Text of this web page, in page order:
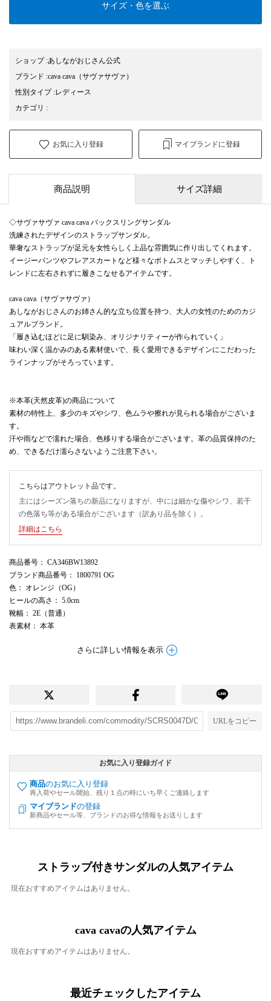
サイズ・色を選ぶ
ショップ:あしながおじさん公式
ブランド :cava cava （サヴァサヴァ）
性別タイプ:レディース
カテゴリ :
お気に入り登録 マイブランドに登録
商品説明 サイズ詳細
◇サヴァサヴァ cava cava バックスリングサンダル
洗練されたデザインのストラップサンダル。
華奢なストラップが足元を女性らしく上品な雰囲気に作り出してくれます。
イージーパンツやフレアスカートなど様々なボトムスとマッチしやすく、ト
レンドに左右されずに履きこなせるアイテムです。
cava cava（サヴァサヴァ）
あしながおじさんのお姉さん的な立ち位置を持つ、大人の女性のためのカジ
ュアルブランド。
「履き込むほどに足に馴染み、オリジナリティーが作られていく」
味わい深く温かみのある素材使いで、長く愛用できるデザインにこだわった
ラインナップがそろっています。
※本革(天然皮革)の商品について
素材の特性上、多少のキズやシワ、色ムラや擦れが見られる場合がございま
す。
汗や雨などで濡れた場合、色移りする場合がございます。革の品質保持のた
め、できるだけ濡らさないようご注意下さい。
こちらはアウトレット品です。
主にはシーズン落ちの新品になりますが、中には細かな傷やシワ、若干
の色落ち等がある場合がございます（訳あり品を除く）。
詳細はこちら
商品番号 ： CA346BW13892
ブランド商品番号 ： 1800791 OG
色 ： オレンジ（OG）
ヒールの高さ ： 5.0cm
靴幅 ： 2E（普通）
表素材 ： 本革
さらに詳しい情報を表示
URLをコピー
お気に入り登録ガイド
商品のお気に入り登録
再入荷やセール開始、残り１点の時にいち早くご連絡します
マイブランドの登録
新商品やセール等、ブランドのお得な情報をお送りします
ストラップ付きサンダルの人気アイテム
現在おすすめアイテムはありません。
cava cavaの人気アイテム
現在おすすめアイテムはありません。
最近チェックしたアイテム